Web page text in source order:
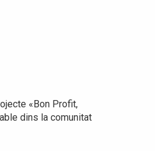
«Bon Profit,
dins la comunitat